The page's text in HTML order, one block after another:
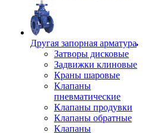
Другая запорная арматура
Затворы дисковые
Задвижки клиновые
Краны шаровые
Клапаны
пневматические
Клапаны продувки
Клапаны обратные
Клапаны